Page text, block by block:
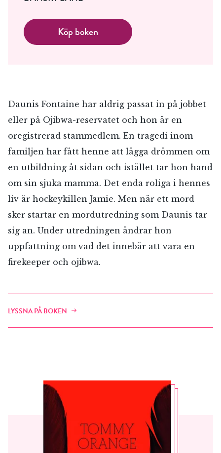
Köp boken
Daunis Fontaine har aldrig passat in på jobbet
eller på Ojibwa-reservatet och hon är en
oregistrerad stammedlem. En tragedi inom
familjen har fått henne att lägga drömmen om
en utbildning åt sidan och istället tar hon hand
om sin sjuka mamma. Det enda roliga i hennes
liv är hockeykillen Jamie. Men när ett mord
sker startar en mordutredning som Daunis tar
sig an. Under utredningen ändrar hon
uppfattning om vad det innebär att vara en
firekeeper och ojibwa.
LYSSNA PÅ BOKEN